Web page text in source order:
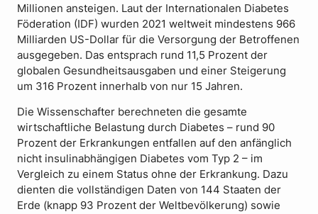
Millionen ansteigen. Laut der Internationalen Diabetes
Föderation (IDF) wurden 2021 weltweit mindestens 966
Milliarden US-Dollar für die Versorgung der Betroffenen
ausgegeben. Das entsprach rund 11,5 Prozent der
globalen Gesundheitsausgaben und einer Steigerung
um 316 Prozent innerhalb von nur 15 Jahren.
Die Wissenschafter berechneten die gesamte
wirtschaftliche Belastung durch Diabetes – rund 90
Prozent der Erkrankungen entfallen auf den anfänglich
nicht insulinabhängigen Diabetes vom Typ 2 – im
Vergleich zu einem Status ohne der Erkrankung. Dazu
dienten die vollständigen Daten von 144 Staaten der
Erde (knapp 93 Prozent der Weltbevölkerung) sowie